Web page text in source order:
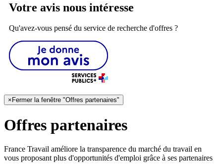
Votre avis nous intéresse
Qu'avez-vous pensé du service de recherche d'offres ?
× Fermer la fenêtre "Offres partenaires"
Offres partenaires
France Travail améliore la transparence du marché du travail en
vous proposant plus d'opportunités d'emploi grâce à ses partenaires